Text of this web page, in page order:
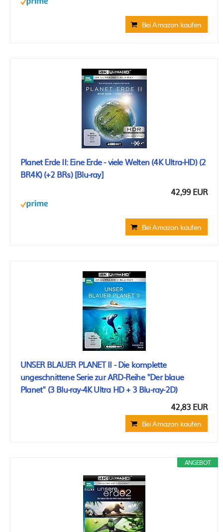
Bei Amazon kaufen
Planet Erde II: Eine Erde - viele Welten (4K Ultra-HD) (2
BR4K) (+2 BRs) [Blu-ray]
42,99 EUR
Bei Amazon kaufen
UNSER BLAUER PLANET II - Die komplette
ungeschnittene Serie zur ARD-Reihe "Der blaue
Planet" (3 Blu-ray-4K Ultra HD + 3 Blu-ray-2D)
42,83 EUR
Bei Amazon kaufen
ANGEBOT